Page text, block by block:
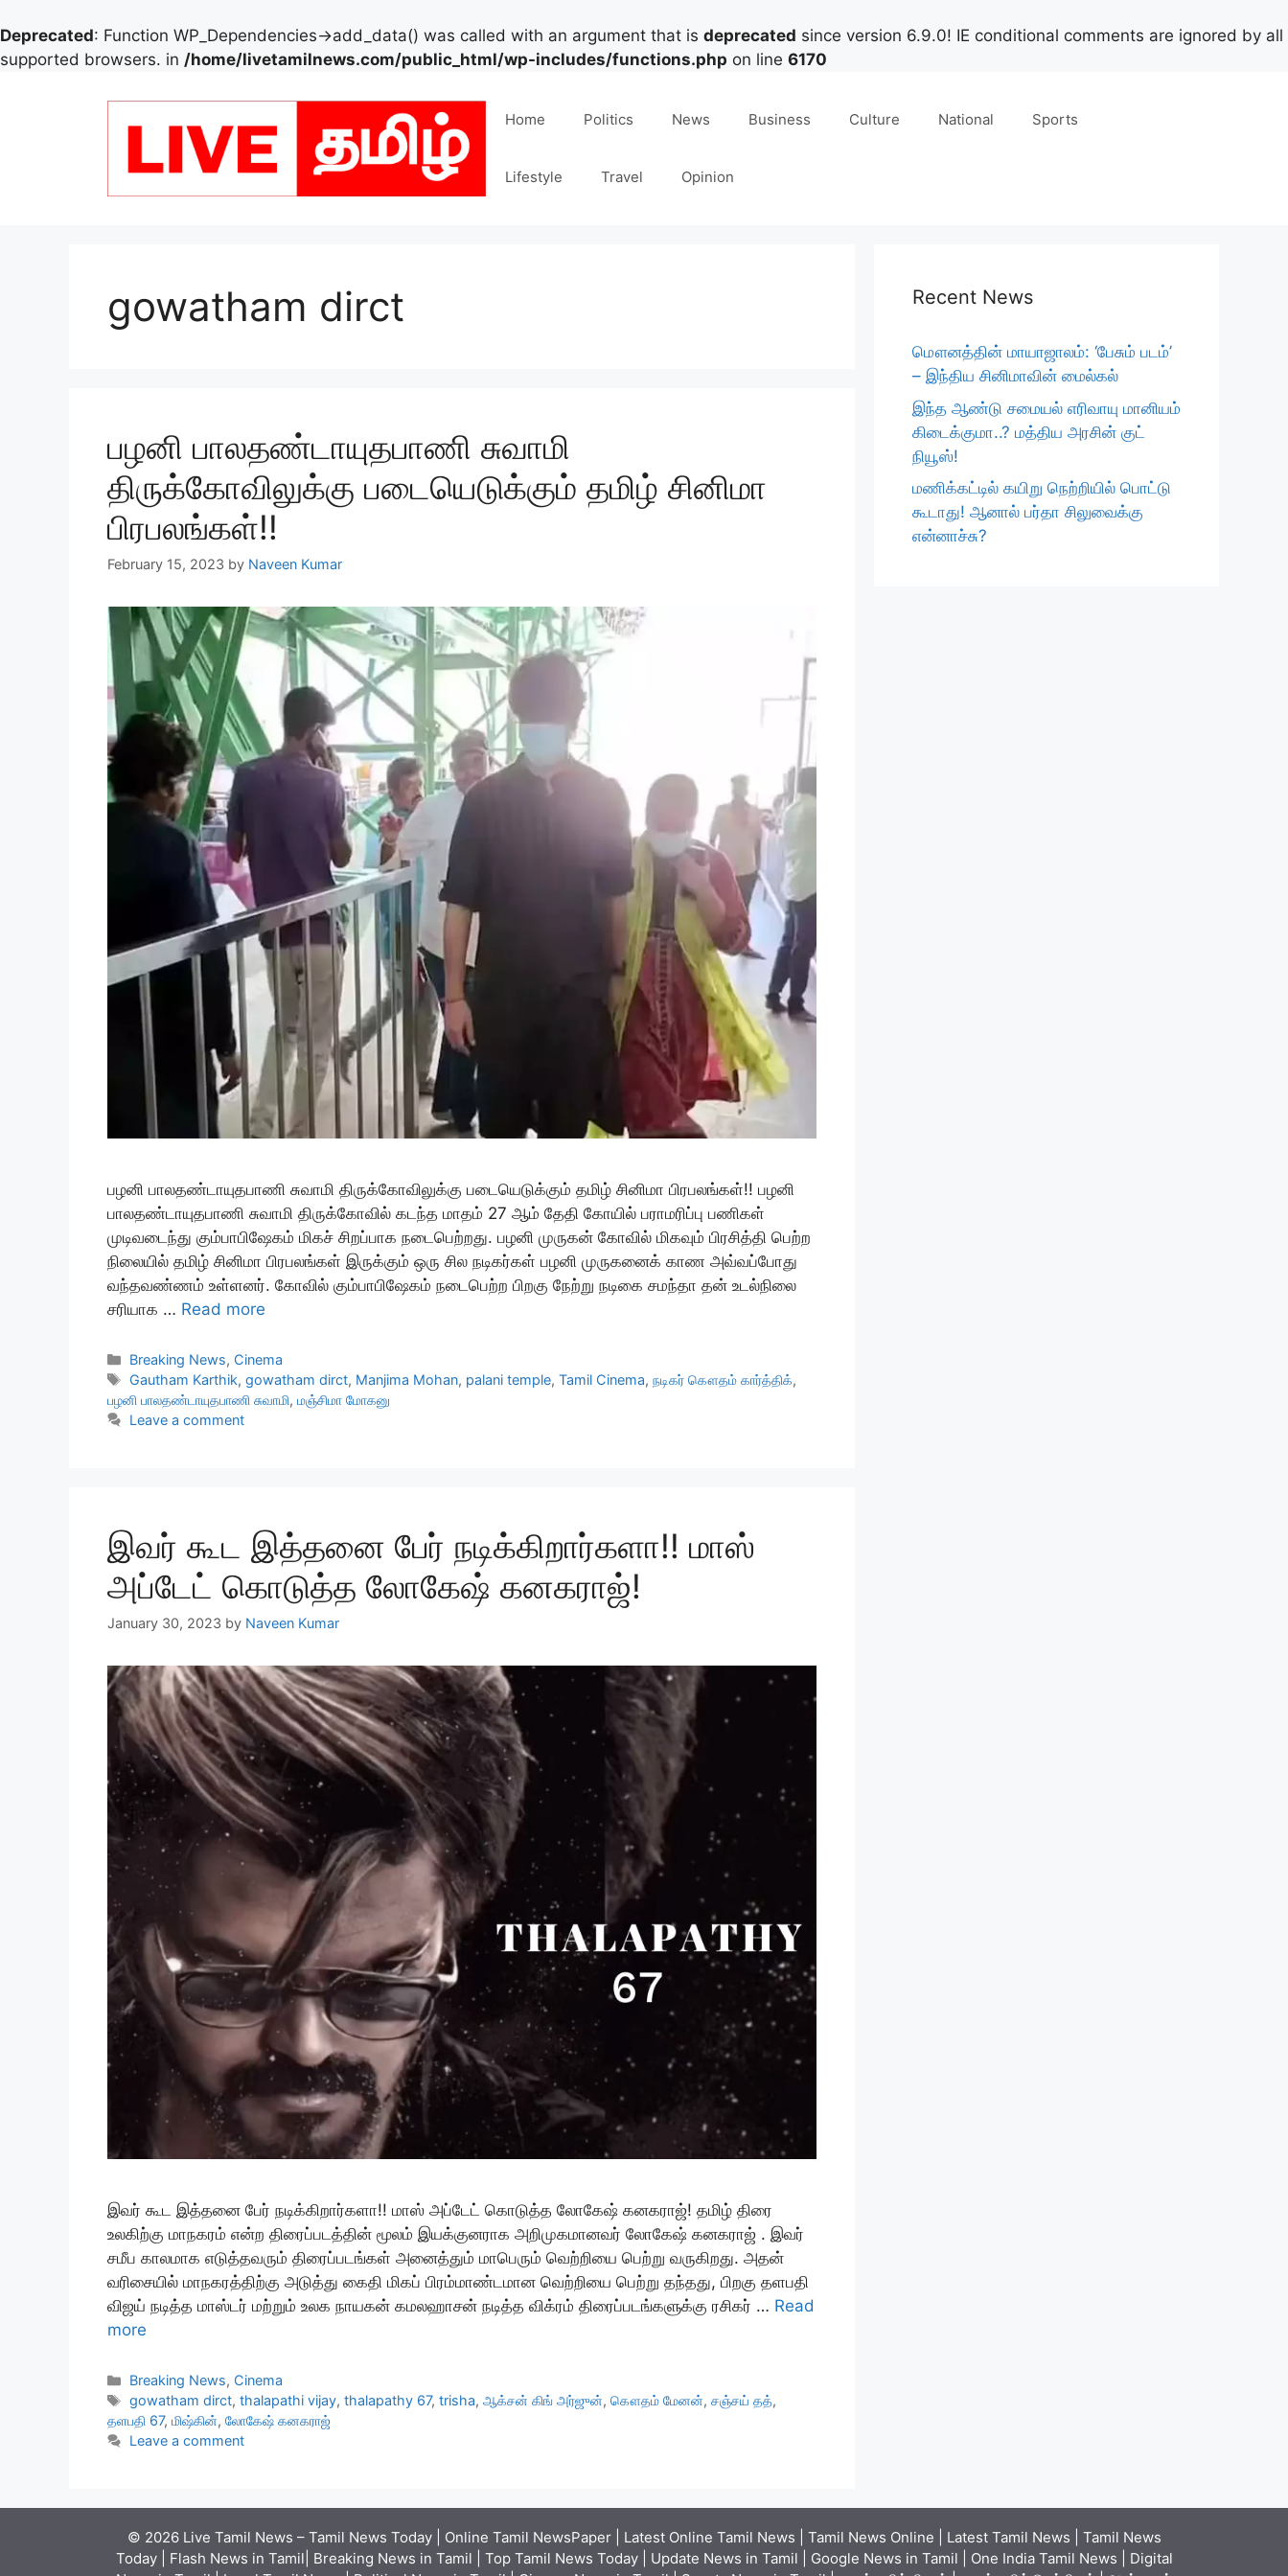
Deprecated: Function WP_Dependencies->add_data() was called with an argument that is deprecated since version 6.9.0! IE conditional comments are ignored by all
supported browsers. in /home/livetamilnews.com/public_html/wp-includes/functions.php on line 6170
Home Politics News Business Culture National Sports
Lifestyle Travel Opinion
gowatham dirct
பழனி பாலதண்டாயுதபாணி சுவாமி
திருக்கோவிலுக்கு படையெடுக்கும் தமிழ் சினிமா
பிரபலங்கள்!!
February 15, 2023 by Naveen Kumar
பழனி பாலதண்டாயுதபாணி சுவாமி திருக்கோவிலுக்கு படையெடுக்கும் தமிழ் சினிமா பிரபலங்கள்!! பழனி
பாலதண்டாயுதபாணி சுவாமி திருக்கோவில் கடந்த மாதம் 27 ஆம் தேதி கோயில் பராமரிப்பு பணிகள்
முடிவடைந்து கும்பாபிஷேகம் மிகச் சிறப்பாக நடைபெற்றது. பழனி முருகன் கோவில் மிகவும் பிரசித்தி பெற்ற
நிலையில் தமிழ் சினிமா பிரபலங்கள் இருக்கும் ஒரு சில நடிகர்கள் பழனி முருகனைக் காண அவ்வப்போது
வந்தவண்ணம் உள்ளனர். கோவில் கும்பாபிஷேகம் நடைபெற்ற பிறகு நேற்று நடிகை சமந்தா தன் உடல்நிலை
சரியாக … Read more
Categories
Breaking News, Cinema
Tags
Gautham Karthik,gowatham dirct, Manjima Mohan, palani temple,Tamil Cinema,நடிகர் கௌதம் கார்த்திக்,
பழனி பாலதண்டாயுதபாணி சுவாமி, மஞ்சிமா மோகனு
Leave a comment
இவர் கூட இத்தனை பேர் நடிக்கிறார்களா!! மாஸ்
அப்டேட் கொடுத்த லோகேஷ் கனகராஜ்!
January 30, 2023 by Naveen Kumar
இவர் கூட இத்தனை பேர் நடிக்கிறார்களா!! மாஸ் அப்டேட் கொடுத்த லோகேஷ் கனகராஜ்! தமிழ் திரை
உலகிற்கு மாநகரம் என்ற திரைப்படத்தின் மூலம் இயக்குனராக அறிமுகமானவர் லோகேஷ் கனகராஜ் . இவர்
சமீப காலமாக எடுத்தவரும் திரைப்படங்கள் அனைத்தும் மாபெரும் வெற்றியை பெற்று வருகிறது. அதன்
வரிசையில் மாநகரத்திற்கு அடுத்து கைதி மிகப் பிரம்மாண்டமான வெற்றியை பெற்று தந்தது, பிறகு தளபதி
விஜய் நடித்த மாஸ்டர் மற்றும் உலக நாயகன் கமலஹாசன் நடித்த விக்ரம் திரைப்படங்களுக்கு ரசிகர் … Read
more
Categories
Breaking News, Cinema
Tags
gowatham dirct,thalapathi vijay,thalapathy 67,trisha,ஆக்சன் கிங் அர்ஜுன்,கௌதம் மேனன்,சஞ்சய் தத்,
தளபதி 67, மிஷ்கின், லோகேஷ் கனகராஜ்
Leave a comment
Recent News
மௌனத்தின் மாயாஜாலம்: ‘பேசும் படம்’
– இந்திய சினிமாவின் மைல்கல்
இந்த ஆண்டு சமையல் எரிவாயு மானியம்
கிடைக்குமா..? மத்திய அரசின் குட்
நியூஸ்!
மணிக்கட்டில் கயிறு நெற்றியில் பொட்டு
கூடாது! ஆனால் பர்தா சிலுவைக்கு
என்னாச்சு?
© 2026 Live Tamil News – Tamil News Today | Online Tamil NewsPaper | Latest Online Tamil News | Tamil News Online | Latest Tamil News | Tamil News
Today | Flash News in Tamil| Breaking News in Tamil | Top Tamil News Today | Update News in Tamil | Google News in Tamil | One India Tamil News | Digital